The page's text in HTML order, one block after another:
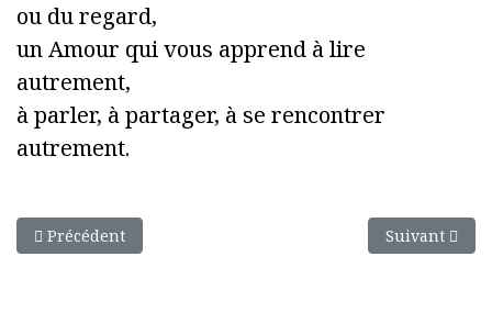
ou du regard,
un Amour qui vous apprend à lire
autrement,
à parler, à partager, à se rencontrer
autrement.
Article précédent : Route de Carême
Précédent Article
Suivant